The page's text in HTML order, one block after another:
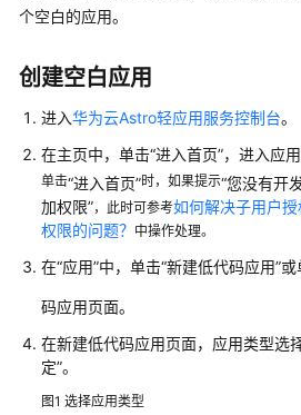
明
快
速
入
用
户
指
南
代
码）
为
个空白的应用。
创建空白应用
进入华为云Astro轻应用服务控制台。
在主页中，单击“进入首页”，进入应用
单击“进入首页”时，如果提示“您没有开
加权限”，此时可参考如何解决子用户
权限的问题？ 中操作处理。
在“应用”中，单击“新建低代码应用”或
码应用页面。
在新建低代码应用页面，应用类型选
定”。
图1 选择应用类型